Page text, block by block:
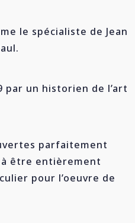
le spécialiste de Jean
par un historien de l’art
parfaitement
à être entièrement
pour l’oeuvre de